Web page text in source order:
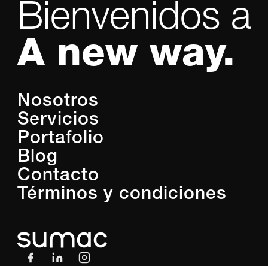
Bienvenidos a
A new way.
Nosotros
Servicios
Portafolio
Blog
Contacto
Términos y condiciones